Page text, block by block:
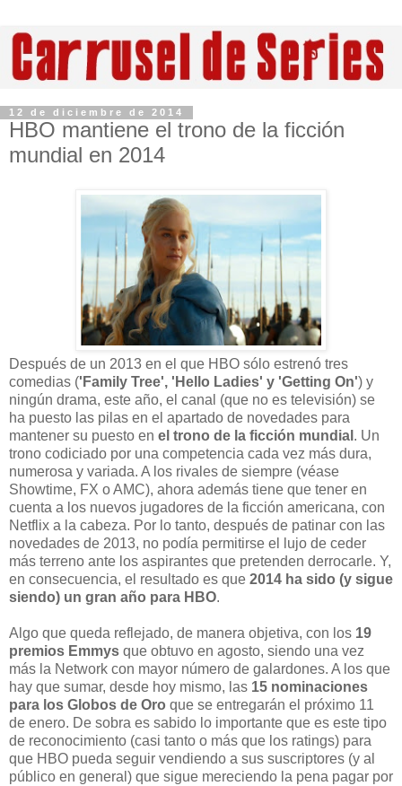
12 de diciembre de 2014
HBO mantiene el trono de la ficción
mundial en 2014
Después de un 2013 en el que HBO sólo estrenó tres
comedias ('Family Tree', 'Hello Ladies' y 'Getting On') y
ningún drama, este año, el canal (que no es televisión) se
ha puesto las pilas en el apartado de novedades para
mantener su puesto en el trono de la ficción mundial . Un
trono codiciado por una competencia cada vez más dura,
numerosa y variada. A los rivales de siempre (véase
Showtime, FX o AMC), ahora además tiene que tener en
cuenta a los nuevos jugadores de la ficción americana, con
Netflix a la cabeza. Por lo tanto, después de patinar con las
novedades de 2013, no podía permitirse el lujo de ceder
más terreno ante los aspirantes que pretenden derrocarle. Y,
en consecuencia, el resultado es que 2014 ha sido (y sigue
siendo) un gran año para HBO.
Algo que queda reflejado, de manera objetiva, con los 19
premios Emmys que obtuvo en agosto, siendo una vez
más la Network con mayor número de galardones. A los que
hay que sumar, desde hoy mismo, las 15 nominaciones
para los Globos de Oro que se entregarán el próximo 11
de enero. De sobra es sabido lo importante que es este tipo
de reconocimiento (casi tanto o más que los ratings) para
que HBO pueda seguir vendiendo a sus suscriptores (y al
público en general) que sigue mereciendo la pena pagar por